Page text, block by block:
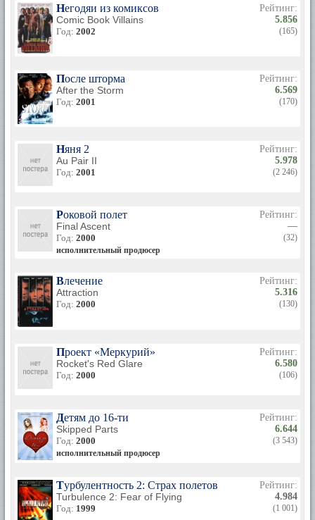
Негодяи из комиксов
Comic Book Villains
Год: 2002
Рейтинг:
5.856
(165)
После шторма
After the Storm
Год: 2001
Рейтинг:
6.569
(170)
Няня 2
Au Pair II
Год: 2001
Рейтинг:
5.978
(2 246)
Роковой полет
Final Ascent
Год: 2000
исполнительный продюсер
Рейтинг:
—
(32)
Влечение
Attraction
Год: 2000
Рейтинг:
5.316
(130)
Проект «Меркурий»
Rocket's Red Glare
Год: 2000
Рейтинг:
6.580
(106)
Детям до 16-ти
Skipped Parts
Год: 2000
исполнительный продюсер
Рейтинг:
6.644
(3 543)
Турбулентность 2: Страх полетов
Turbulence 2: Fear of Flying
Год: 1999
Рейтинг:
4.984
(1 001)